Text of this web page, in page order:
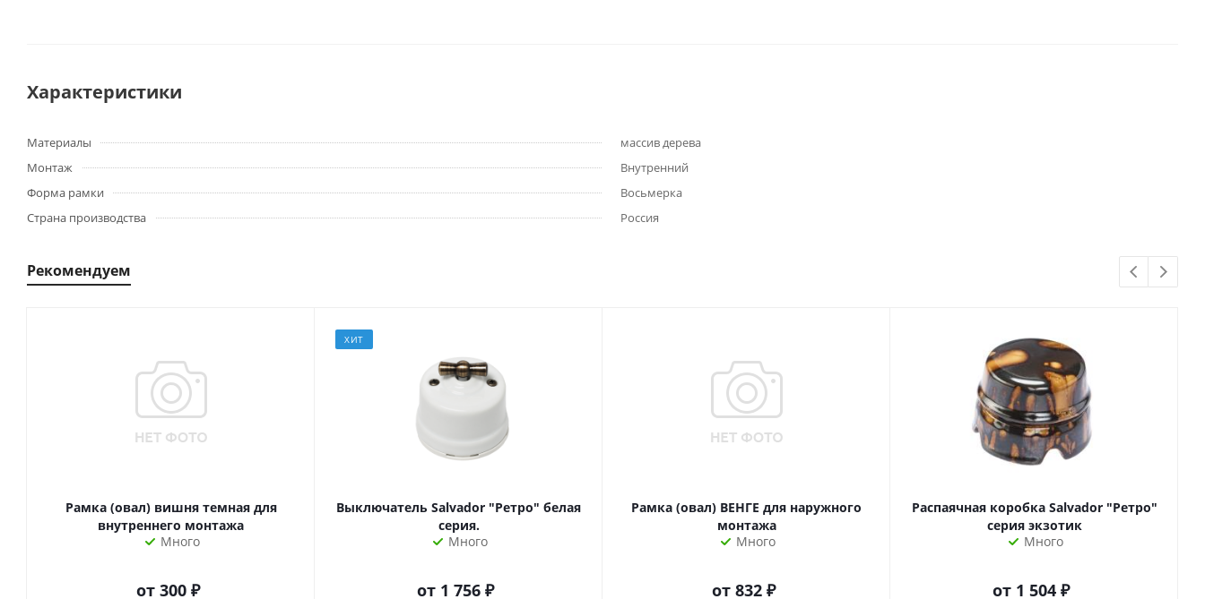
Характеристики
Материалы
массив дерева
Монтаж
Внутренний
Форма рамки
Восьмерка
Страна производства
Россия
Рекомендуем
Рамка (овал) вишня темная для
внутреннего монтажа
Много
от 300 ₽
ХИТ
Выключатель Salvador "Ретро" белая
серия.
Много
от 1 756 ₽
Рамка (овал) ВЕНГЕ для наружного
монтажа
Много
от 832 ₽
Распаячная коробка Salvador "Ретро"
серия экзотик
Много
от 1 504 ₽